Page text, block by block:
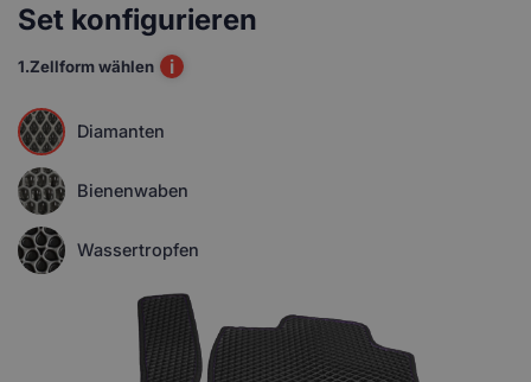
Set konfigurieren
1.Zellform wählen i
Diamanten
Bienenwaben
Wassertropfen